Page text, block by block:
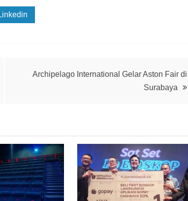
Archipelago International Gelar Aston Fair di
Surabaya